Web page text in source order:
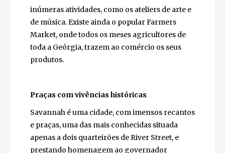
permitindo-nos centrar a atenção nos
pequenos detalhes verdes deste verdadeiro
epicentro social e cultural de Savannah e
onde se realizam inúmeras atividades, como
os ateliers de arte e de música. Existe ainda o
trazem ao comércio os seus produtos.
Praças com vivências históricas
Savannah é uma cidade, com imensos